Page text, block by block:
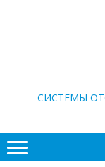
CИСТЕМЫ